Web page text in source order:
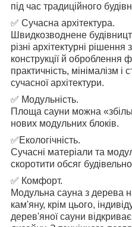
під час традиційного
✅ Сучасна архітектура.
Швидкозводнене
різні архітектурні
конструкції й оброблення
практичність, мінімалізм і
сучасної архітектури.
✅ Модульність.
Площа сауни можна
нових модульних блоків.
✅Екологічність.
Сучасні матеріали та
скоротити обсяг
✅ Комфорт.
Модульна сауна з дерева
кам'яну, крім цього,
дерев'яної сауни